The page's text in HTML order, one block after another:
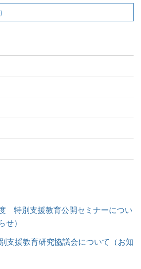
特別支援教育公開セミナーについ
せ）
支援教育研究協議会について（お知